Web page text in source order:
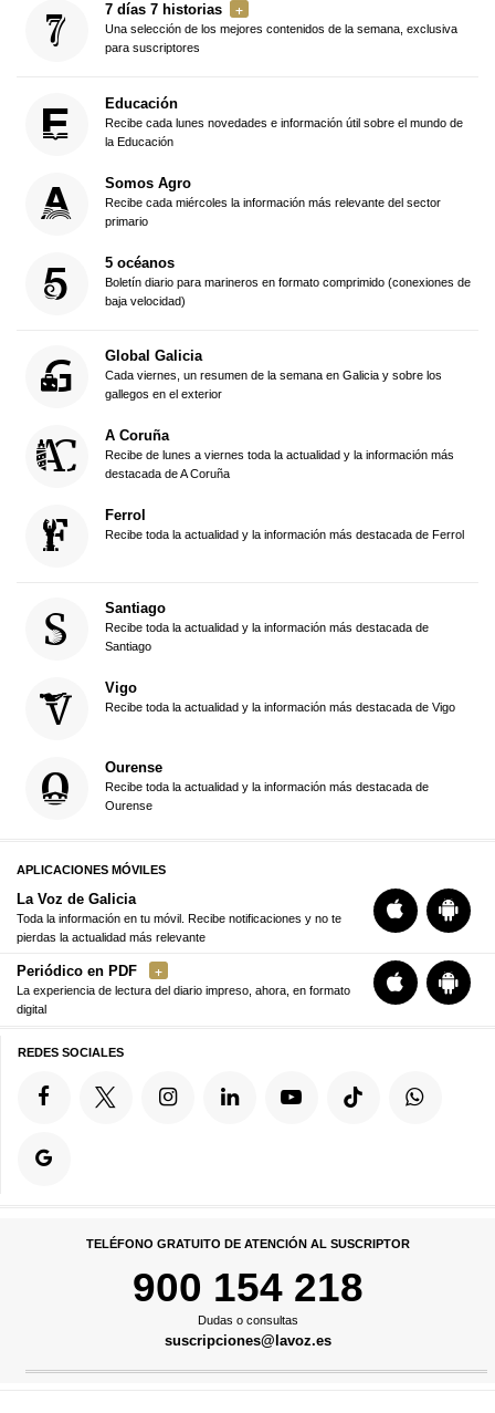
7 días 7 historias
Una selección de los mejores contenidos de la semana, exclusiva
para suscriptores
Educación
Recibe cada lunes novedades e información útil sobre el mundo de
la Educación
Somos Agro
Recibe cada miércoles la información más relevante del sector
primario
5 océanos
Boletín diario para marineros en formato comprimido (conexiones de
baja velocidad)
Global Galicia
Cada viernes, un resumen de la semana en Galicia y sobre los
gallegos en el exterior
A Coruña
Recibe de lunes a viernes toda la actualidad y la información más
destacada de A Coruña
Ferrol
Recibe toda la actualidad y la información más destacada de Ferrol
Santiago
Recibe toda la actualidad y la información más destacada de
Santiago
Vigo
Recibe toda la actualidad y la información más destacada de Vigo
Ourense
Recibe toda la actualidad y la información más destacada de
Ourense
APLICACIONES MÓVILES
La Voz de Galicia
Toda la información en tu móvil. Recibe notificaciones y no te
pierdas la actualidad más relevante
Periódico en PDF
La experiencia de lectura del diario impreso, ahora, en formato
digital
REDES SOCIALES
TELÉFONO GRATUITO DE ATENCIÓN AL SUSCRIPTOR
900 154 218
Dudas o consultas
suscripciones@lavoz.es